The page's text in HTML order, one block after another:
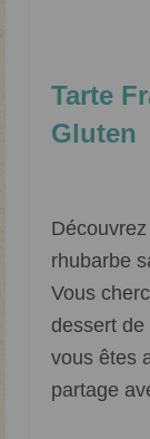
Tarte
Gluten
rhubarbe
Vous
dessert de
vous êtes
partage